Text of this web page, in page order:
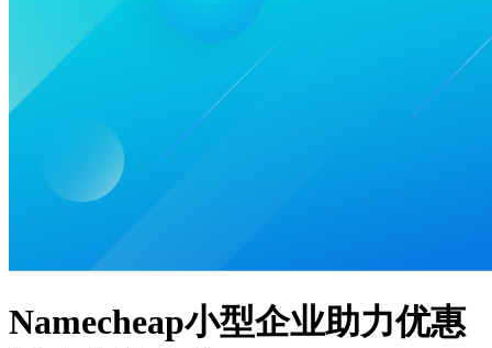
Namecheap小型企业助力优惠